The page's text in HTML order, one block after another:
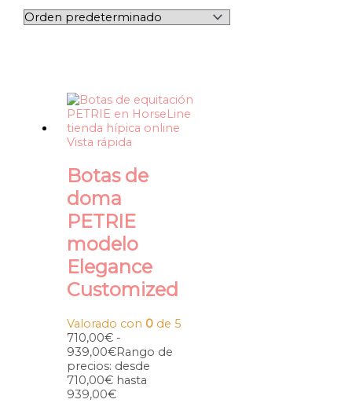
Vista rápida
Botas de
doma
PETRIE
modelo
Elegance
Customized
Valorado con 0 de 5
710,00€ -
939,00€Rango de
precios: desde
710,00€ hasta
939,00€